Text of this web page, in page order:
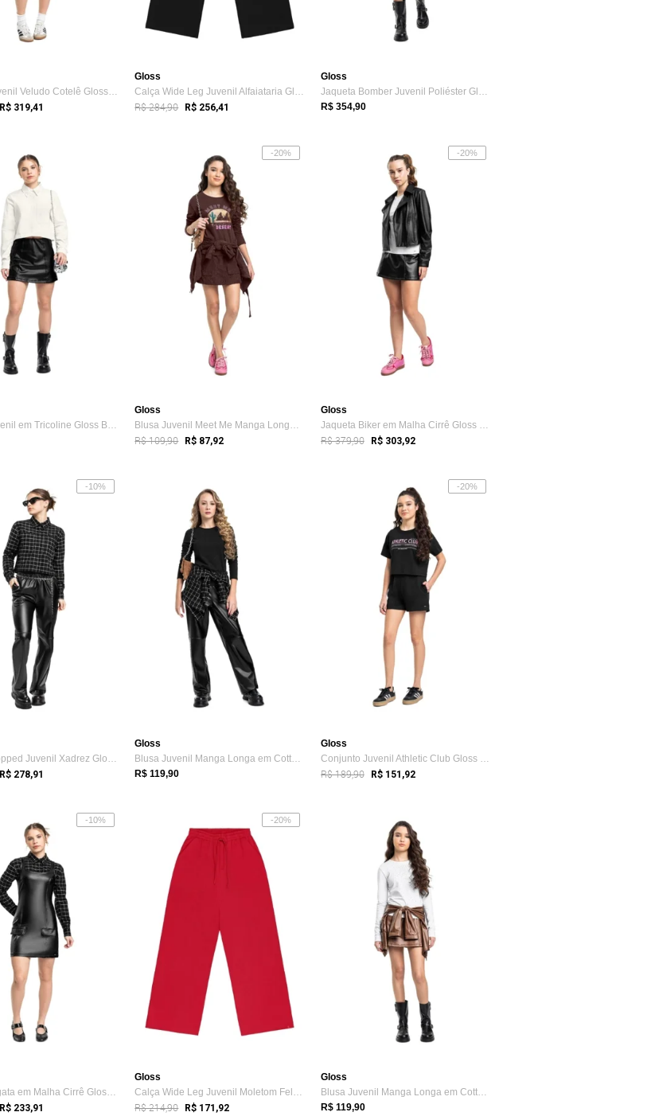
Jaqueta Juvenil Veludo Cotelê Gloss Marrom
R$ 319,41
Gloss
Calça Wide Leg Juvenil Alfaiataria Gloss Preto
R$ 284,90 R$ 256,41
Gloss
Jaqueta Bomber Juvenil Poliéster Gloss Preto
R$ 354,90
Camisa Juvenil em Tricoline Gloss Branco
-20%
Gloss
Blusa Juvenil Meet Me Manga Longa Gloss Branco
R$ 109,90 R$ 87,92
-20%
Gloss
Jaqueta Biker em Malha Cirrê Gloss Preto
R$ 379,90 R$ 303,92
-10%
Camisa Cropped Juvenil Xadrez Gloss Preto
R$ 278,91
Gloss
Blusa Juvenil Manga Longa em Cotton Gloss Branco
R$ 119,90
-20%
Gloss
Conjunto Juvenil Athletic Club Gloss Preto
R$ 189,90 R$ 151,92
-10%
Vestido Regata em Malha Cirrê Gloss Preto
R$ 233,91
-20%
Gloss
Calça Wide Leg Juvenil Moletom Felpado G...
R$ 214,90 R$ 171,92
Gloss
Blusa Juvenil Manga Longa em Cotton Gloss Branco
R$ 119,90